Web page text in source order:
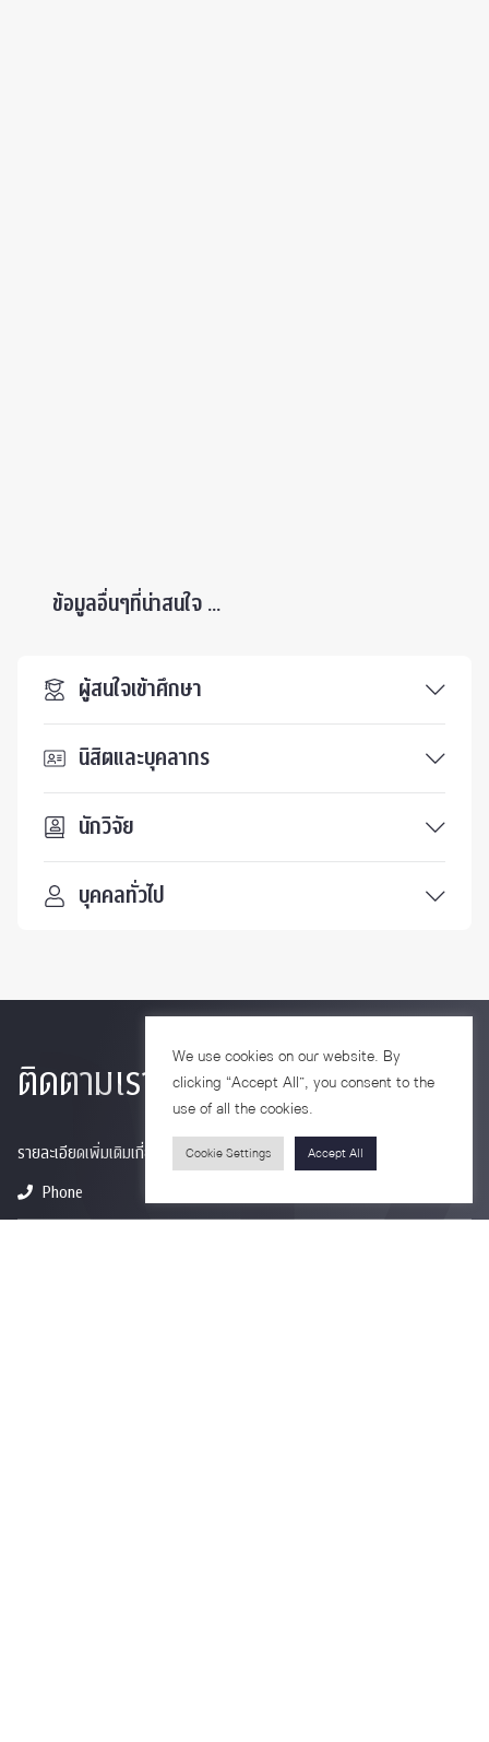
ข้อมูลอื่นๆที่น่าสนใจ ...
ผู้สนใจเข้าศึกษา
นิสิตและบุคลากร
นักวิจัย
บุคคลทั่วไป
ติดตามเรา
รายละเอียดเพิ่มเติมเกี่ยวกับคณะ ติดตามข่าวสารคณะ
Phone
We use cookies on our website. By
clicking “Accept All”, you consent to the
use of all the cookies.
Cookie Settings Accept All